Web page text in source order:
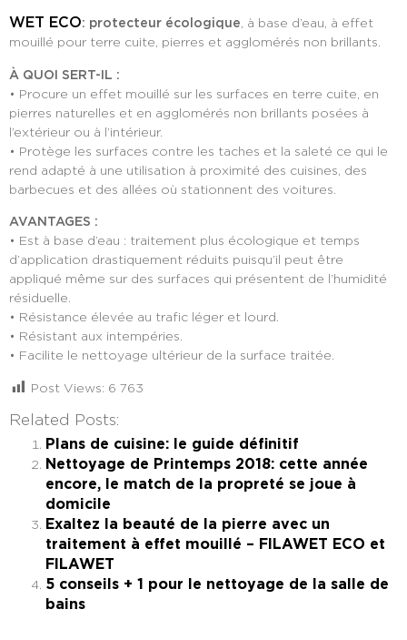
WET ECO: protecteur écologique, à base d’eau, à effet
mouillé pour terre cuite, pierres et agglomérés non brillants.
À QUOI SERT-IL :
• Procure un effet mouillé sur les surfaces en terre cuite, en
pierres naturelles et en agglomérés non brillants posées à
l’extérieur ou à l’intérieur.
• Protège les surfaces contre les taches et la saleté ce qui le
rend adapté à une utilisation à proximité des cuisines, des
barbecues et des allées où stationnent des voitures.
AVANTAGES :
• Est à base d’eau : traitement plus écologique et temps
d’application drastiquement réduits puisqu’il peut être
appliqué même sur des surfaces qui présentent de l’humidité
résiduelle.
• Résistance élevée au trafic léger et lourd.
• Résistant aux intempéries.
• Facilite le nettoyage ultérieur de la surface traitée.
Post Views: 6 763
Related Posts:
Plans de cuisine: le guide définitif
Nettoyage de Printemps 2018: cette année
encore, le match de la propreté se joue à
domicile
Exaltez la beauté de la pierre avec un
traitement à effet mouillé – FILAWET ECO et
FILAWET
5 conseils + 1 pour le nettoyage de la salle de
bains